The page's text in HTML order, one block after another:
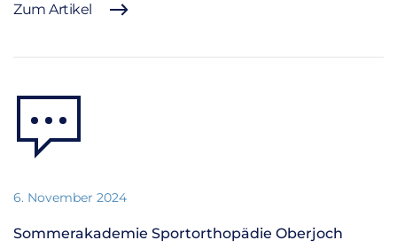
Zum Artikel
6. November 2024
Sommerakademie Sportorthopädie Oberjoch